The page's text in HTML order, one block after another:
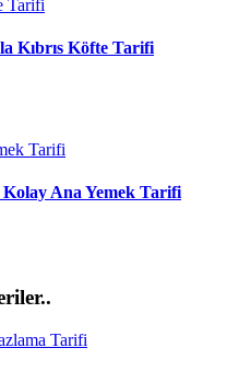
Kıbrıs Köfte Tarifi
Kolay Ana Yemek Tarifi